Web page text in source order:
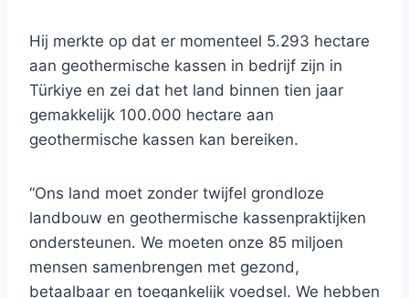
Hij merkte op dat er momenteel 5.293 hectare
aan geothermische kassen in bedrijf zijn in
Türkiye en zei dat het land binnen tien jaar
gemakkelijk 100.000 hectare aan
geothermische kassen kan bereiken.
“Ons land moet zonder twijfel grondloze
landbouw en geothermische kassenpraktijken
ondersteunen. We moeten onze 85 miljoen
mensen samenbrengen met gezond,
betaalbaar en toegankelijk voedsel. We hebben